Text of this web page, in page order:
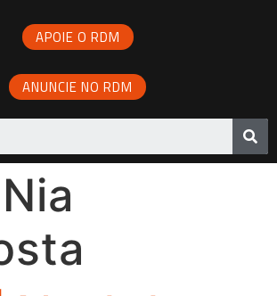
APOIE O RDM
ANUNCIE NO RDM
Nia